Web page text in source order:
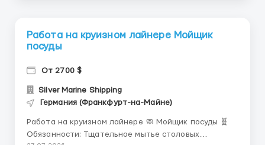
Работа на круизном лайнере Мойщик
посуды
От 2700 $
Silver Marine Shipping
Германия (Франкфурт-на-Майне)
Работа на круизном лайнере 🧼 Мойщик посуды 🧬
Обязанности: Тщательное мытье столовых